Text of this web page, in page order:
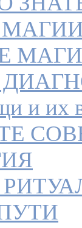
и их